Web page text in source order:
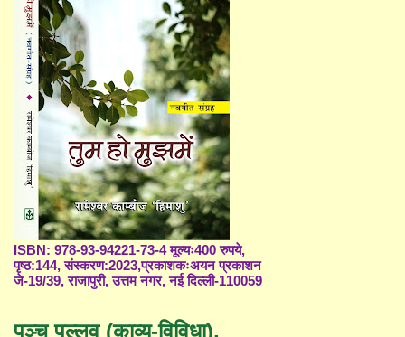
ISBN: 978-93-94221-73-4 मूल्यः400 रुपये,
पृष्ठ:144, संस्करण:2023,प्रकाशकःअयन प्रकाशन
जे-19/39, राजापुरी, उत्तम नगर, नई दिल्ली-110059
पञ्च पल्लव (काव्य-विविधा),